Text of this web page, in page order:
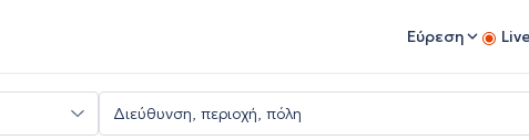
Εύρεση